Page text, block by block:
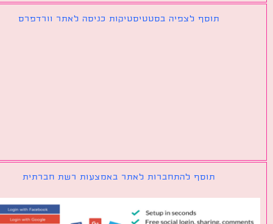
תוסף לצפיה בסטטיסטיקות כניסה לאתר וורדפרס
תוסף להתחברות לאתר באמצעות רשת חברתית